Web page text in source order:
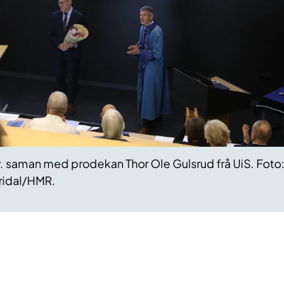
saman med prodekan Thor Ole Gulsrud frå UiS. Foto:
HMR.